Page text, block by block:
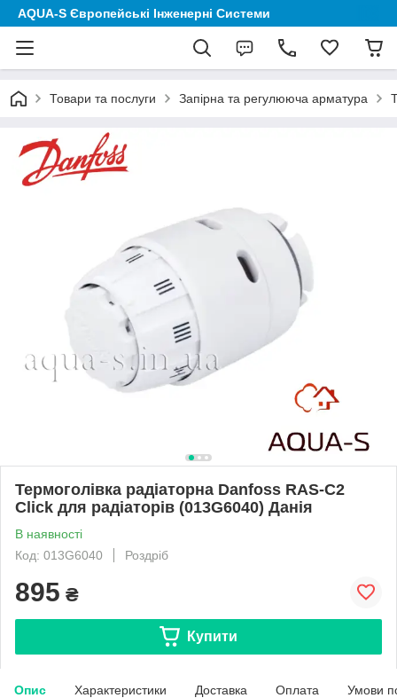
AQUA-S Європейські Інженерні Системи
Товари та послуги Запірна та регулююча арматура
Термоголівка радіаторна Danfoss RAS-C2
Click для радіаторів (013G6040) Данія
В наявності
Код: 013G6040
Роздріб
895 ₴
Купити
Опис Характеристики Доставка Оплата Умови